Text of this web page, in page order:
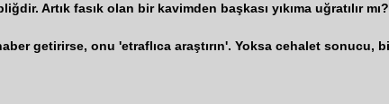
Artık fasık olan bir kavimden başkası yıkıma uğratılır
getirirse, onu 'etraflıca araştırın'. Yoksa cehalet